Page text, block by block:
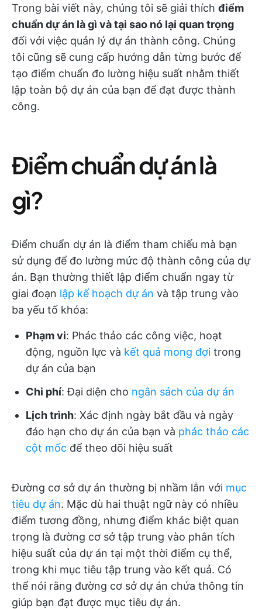
Trong bài viết này, chúng tôi sẽ giải thích điểm
chuẩn dự án là gì và tại sao nó lại quan trọng
đối với việc quản lý dự án thành công. Chúng
tôi cũng sẽ cung cấp hướng dẫn từng bước để
tạo điểm chuẩn đo lường hiệu suất nhằm thiết
lập toàn bộ dự án của bạn để đạt được thành
công.
Điểm chuẩn dự án là
gì?
Điểm chuẩn dự án là điểm tham chiếu mà bạn
sử dụng để đo lường mức độ thành công của dự
án. Bạn thường thiết lập điểm chuẩn ngay từ
giai đoạn lập kế hoạch dự án và tập trung vào
ba yếu tố khóa:
Phạm vi: Phác thảo các công việc, hoạt
động, nguồn lực và kết quả mong đợi trong
dự án của bạn
Chi phí: Đại diện cho ngân sách của dự án
Lịch trình: Xác định ngày bắt đầu và ngày
đáo hạn cho dự án của bạn và phác thảo các
cột mốc để theo dõi hiệu suất
Đường cơ sở dự án thường bị nhầm lẫn với mục
tiêu dự án. Mặc dù hai thuật ngữ này có nhiều
điểm tương đồng, nhưng điểm khác biệt quan
trọng là đường cơ sở tập trung vào phân tích
hiệu suất của dự án tại một thời điểm cụ thể,
trong khi mục tiêu tập trung vào kết quả. Có
thể nói rằng đường cơ sở dự án chứa thông tin
giúp bạn đạt được mục tiêu dự án.